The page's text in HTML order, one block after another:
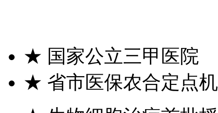
★ 国家公立三甲医院
★ 省市医保农合定点